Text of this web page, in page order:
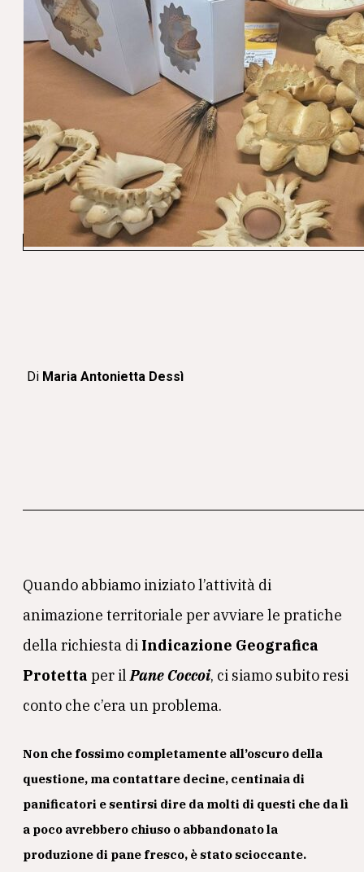
Di Maria Antonietta Dessì
Quando abbiamo iniziato l’attività di
animazione territoriale per avviare le pratiche
della richiesta di Indicazione Geografica
Protetta per ilPane Coccoi, ci siamo subito resi
conto che c’era un problema.
Non che fossimo completamente all’oscuro della
questione, ma contattare decine, centinaia di
panificatori e sentirsi dire da molti di questi che da lì
a poco avrebbero chiuso o abbandonato la
produzione di pane fresco, è stato scioccante.